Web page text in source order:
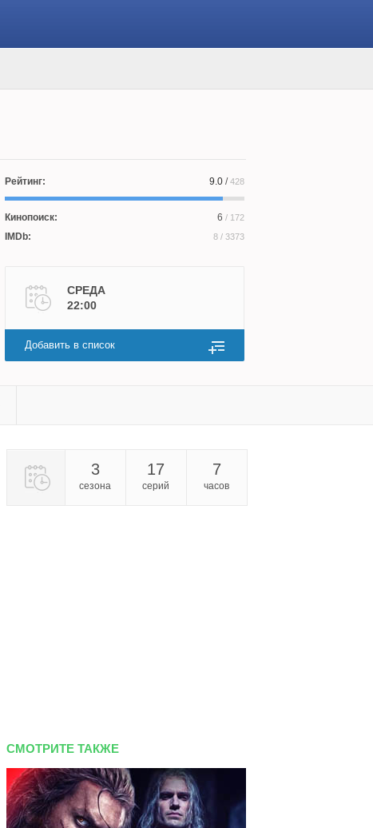
Рейтинг: 9.0/428
Кинопоиск: 6 / 172
IMDb: 8/ 3373
СРЕДА
22:00
Добавить в список
3
сезона
17
серий
7
часов
СМОТРИТЕ ТАКЖЕ